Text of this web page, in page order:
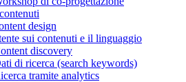
design
sui contenuti e il linguaggio
discovery
di ricerca (search keywords)
tramite analytics